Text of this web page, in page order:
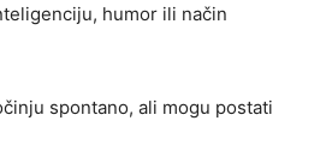
humor ili način
spontano, ali mogu postati